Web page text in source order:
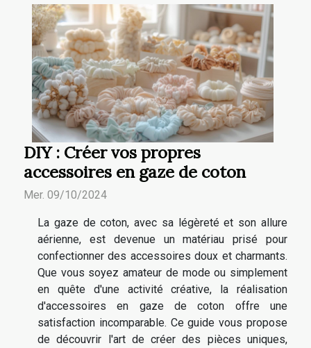
DIY : Créer vos propres
accessoires en gaze de coton
Mer. 09/10/2024
La gaze de coton, avec sa légèreté et son allure
aérienne, est devenue un matériau prisé pour
confectionner des accessoires doux et charmants.
Que vous soyez amateur de mode ou simplement
en quête d'une activité créative, la réalisation
d'accessoires en gaze de coton offre une
satisfaction incomparable. Ce guide vous propose
de découvrir l'art de créer des pièces uniques,